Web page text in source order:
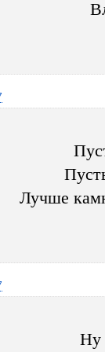
Лучше
Ну